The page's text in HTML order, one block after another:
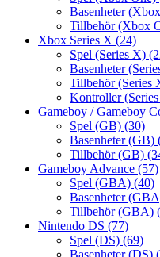
Basenheter
Tillbehör (Xbox
Xbox Series X (24)
Spel (Series X)
Basenheter
Tillbehör (Series
Kontroller
Gameboy / Gameboy
Spel (GB) (30)
Basenheter (GB)
Tillbehör (GB)
Gameboy Advance (57)
Spel (GBA) (40)
Basenheter
Tillbehör (GBA)
Nintendo DS (77)
Spel (DS) (69)